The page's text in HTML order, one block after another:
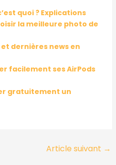
quoi ? Explications
la meilleure photo de
et dernières news en
facilement ses AirPods
gratuitement un
Article suivant →